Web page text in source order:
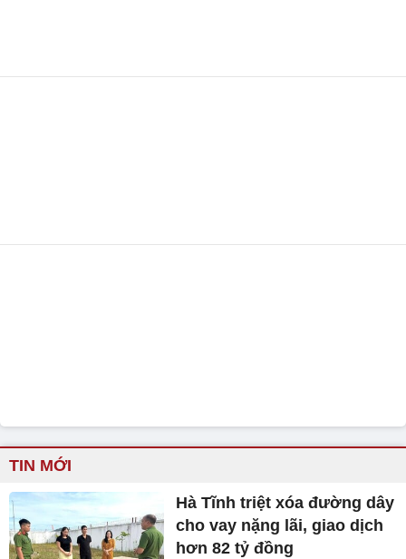
TIN MỚI
Hà Tĩnh triệt xóa đường dây
cho vay nặng lãi, giao dịch
hơn 82 tỷ đồng